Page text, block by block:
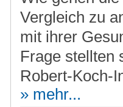
Vergleich zu
mit ihrer
Frage stellten
Robert-Koch-
» mehr...